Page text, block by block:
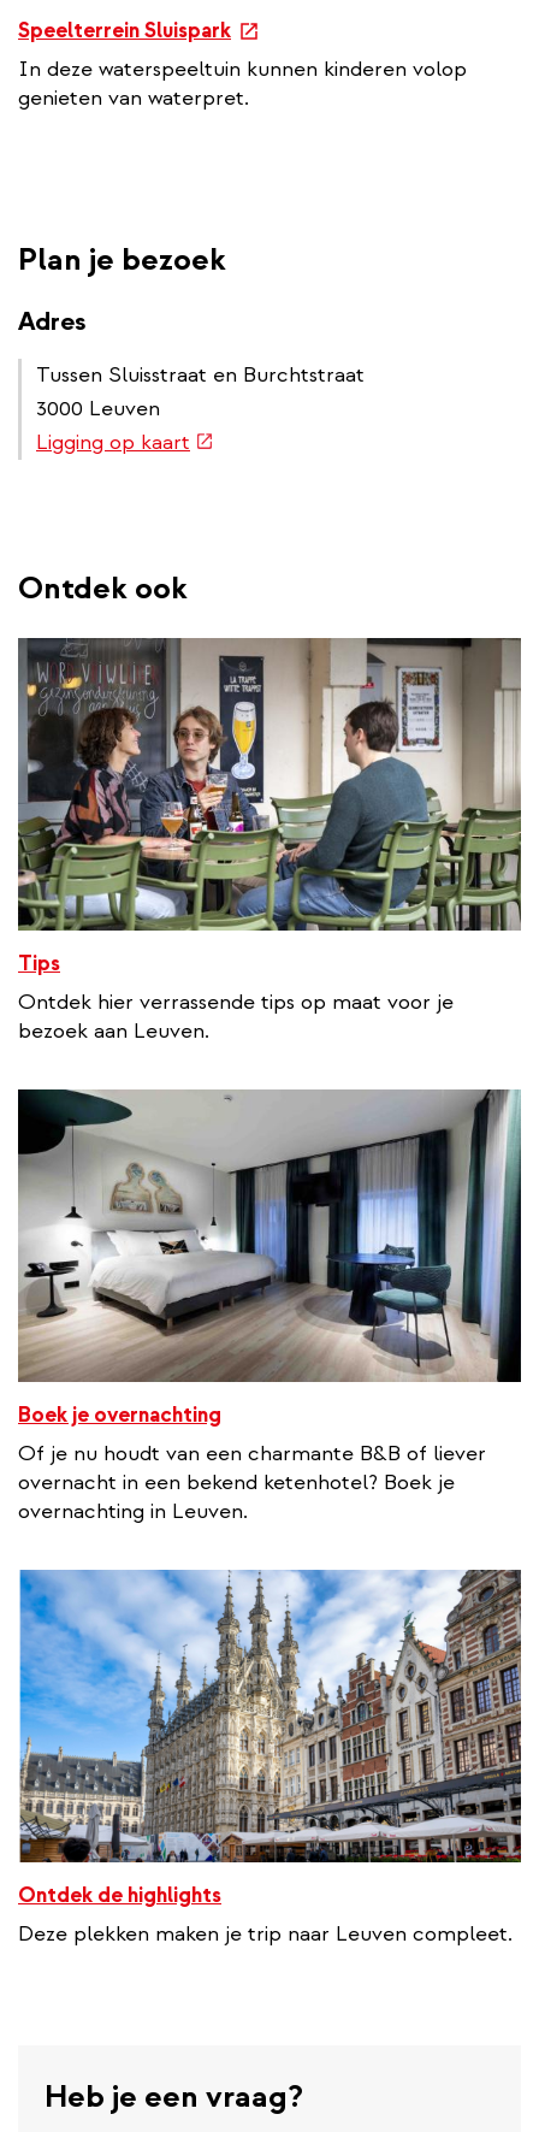
Speelterrein Sluispark
e
x
e
n
In deze waterspeeltuin kunnen kinderen volop
genieten van waterpret.
Plan je bezoek
Adres
Tussen Sluisstraat en Burchtstraat
3000 Leuven
Ligging op kaart (externe
Ontdek ook
Tips
Ontdek hier verrassende tips op maat voor je
bezoek aan Leuven.
Boek je overnachting
Of je nu houdt van een charmante B&B of liever
overnacht in een bekend ketenhotel? Boek je
overnachting in Leuven.
Ontdek de highlights
Deze plekken maken je trip naar Leuven compleet.
Heb je een vraag?